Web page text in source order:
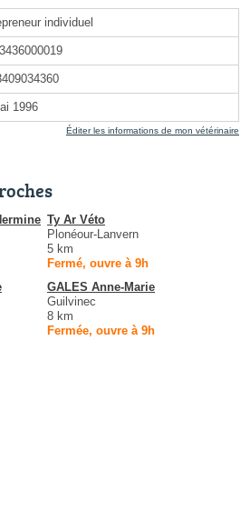
individuel
1996
Éditer les informations de mon vétérinaire
Ty Ar Véto
Plonéour-Lanvern
5 km
Fermé, ouvre à 9h
GALES Anne-Marie
Guilvinec
8 km
Fermée, ouvre à 9h